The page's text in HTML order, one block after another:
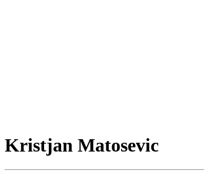
Kristjan Matosevic